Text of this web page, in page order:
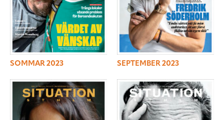
SOMMAR 2023 SEPTEMBER 2023